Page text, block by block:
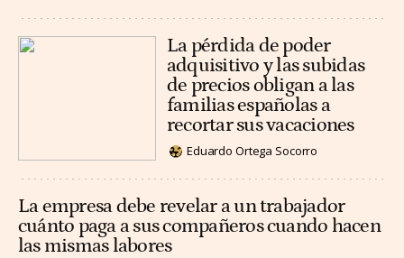
La pérdida de poder
adquisitivo y las subidas
de precios obligan a las
familias españolas a
recortar sus vacaciones
Eduardo Ortega Socorro
La empresa debe revelar a un trabajador
cuánto paga a sus compañeros cuando hacen
las mismas labores